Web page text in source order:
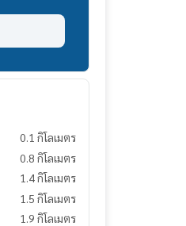
0.1 กิโลเมตร
0.8 กิโลเมตร
1.4 กิโลเมตร
1.5 กิโลเมตร
1.9 กิโลเมตร